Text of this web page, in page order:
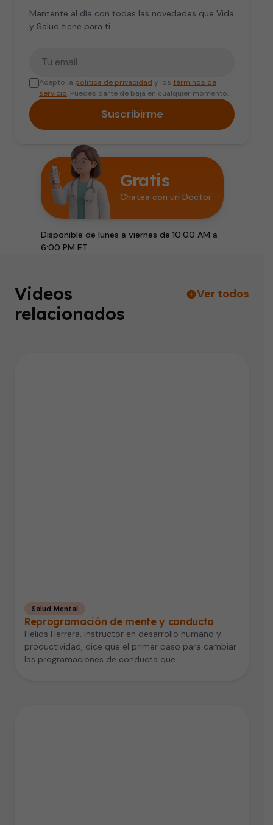
Mantente al día con todas las novedades que Vida
y Salud tiene para ti.
Acepto la política de privacidad y los términos de
servicio. Puedes darte de baja en cualquier momento.
Suscribirme
Gratis
Chatea con un Doctor
Disponible de lunes a viernes de 10:00 AM a
6:00 PM ET.
Videos
relacionados
Ver todos
Salud Mental
Reprogramación de mente y conducta
Helios Herrera, instructor en desarrollo humano y
productividad, dice que el primer paso para cambiar
las programaciones de conducta que…